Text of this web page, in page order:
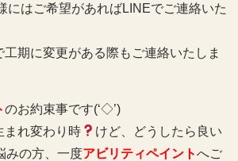
にはご希望があればLINEでご連絡いた
工期に変更がある際もご連絡いたしま
のお約束事です(‘◇’)ゞ
まれ変わり時
けど、どうしたら良い
みの方、一度アビリティペイントへご